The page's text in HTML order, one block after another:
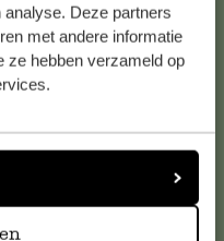
Deze partners
met andere informatie
ze hebben verzameld op
conseil ou d’aide,
Ou retrouvez ici